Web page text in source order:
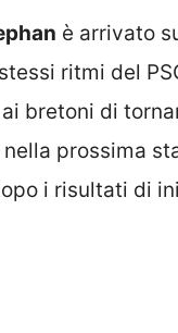
è arrivato
ritmi del
bretoni di
nella prossima
i risultati di